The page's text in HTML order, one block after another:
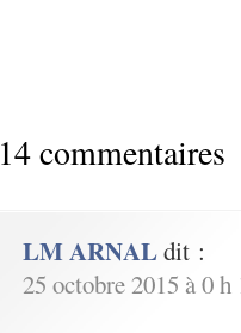
14 commentaires
LM ARNALdit :
25 octobre 2015 à 0